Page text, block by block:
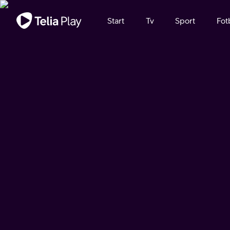
Viktigt meddelande
Start Tv Sport